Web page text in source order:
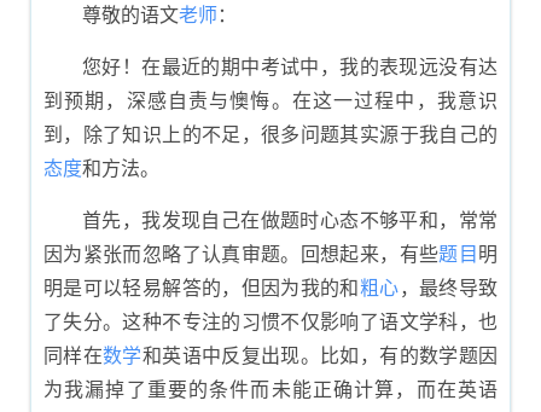
尊敬的语文老师 ：
您好！在最近的期中考试中，我的表现远没有达
到预期，深感自责与懊悔。在这一过程中，我意识
到，除了知识上的不足，很多问题其实源于我自己的
态度和方法。
首先，我发现自己在做题时心态不够平和，常常
因为紧张而忽略了认真审题。回想起来，有些题目 明
明是可以轻易解答的，但因为我的和粗心，最终导致
了失分。这种不专注的习惯不仅影响了语文学科，也
同样在数学和英语中反复出现。比如，有的数学题因
为我漏掉了重要的条件而未能正确计算，而在英语